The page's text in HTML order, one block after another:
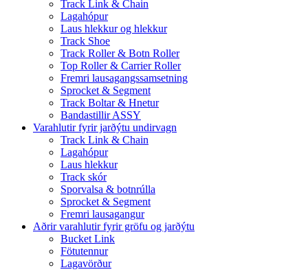
Track Link & Chain
Lagahópur
Laus hlekkur og hlekkur
Track Shoe
Track Roller & Botn Roller
Top Roller & Carrier Roller
Fremri lausagangssamsetning
Sprocket & Segment
Track Boltar & Hnetur
Bandastillir ASSY
Varahlutir fyrir jarðýtu undirvagn
Track Link & Chain
Lagahópur
Laus hlekkur
Track skór
Sporvalsa & botnrúlla
Sprocket & Segment
Fremri lausagangur
Aðrir varahlutir fyrir gröfu og jarðýtu
Bucket Link
Fötutennur
Lagavörður